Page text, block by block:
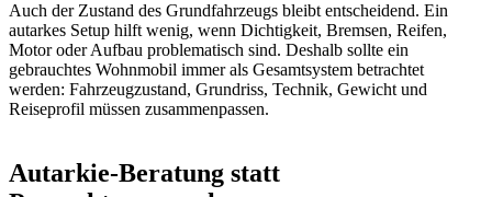
Auch der Zustand des Grundfahrzeugs bleibt entscheidend. Ein
autarkes Setup hilft wenig, wenn Dichtigkeit, Bremsen, Reifen,
Motor oder Aufbau problematisch sind. Deshalb sollte ein
gebrauchtes Wohnmobil immer als Gesamtsystem betrachtet
werden: Fahrzeugzustand, Grundriss, Technik, Gewicht und
Reiseprofil müssen zusammenpassen.
Autarkie-Beratung statt